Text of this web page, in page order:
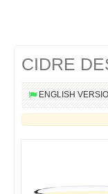
CIDRE
ENGLISH